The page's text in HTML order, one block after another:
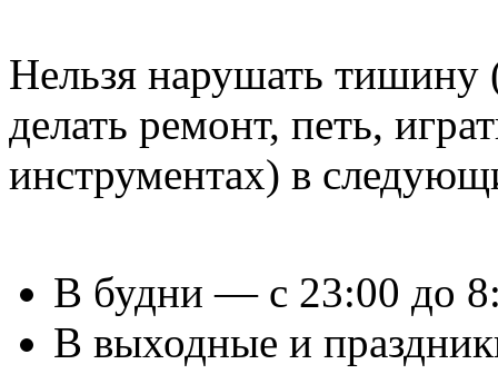
Нельзя нарушать
делать ремонт, петь,
инструментах) в
В будни — с 23:00 до
В выходные и